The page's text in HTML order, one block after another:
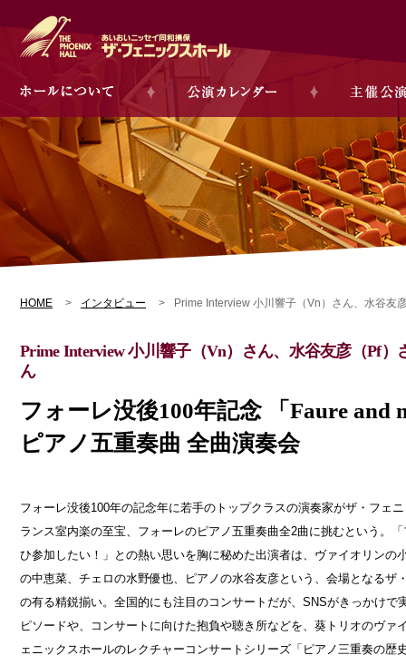
HOME インタビュー Prime Interview 小川響子（Vn）さん、水谷友
Prime Interview 小川響子（Vn）さん、水谷友彦（Pf）
ん
フォーレ没後100年記念 「Faure and
ピアノ五重奏曲 全曲演奏会
フォーレ没後100年の記念年に若手のトップクラスの演奏家がザ・フェ
ランス室内楽の至宝、フォーレのピアノ五重奏曲全2曲に挑むという。
ひ参加したい！」との熱い思いを胸に秘めた出演者は、ヴァイオリンの
の中恵菜、チェロの水野優也、ピアノの水谷友彦という、会場となるザ
の有る精鋭揃い。全国的にも注目のコンサートだが、SNSがきっかけで
ピソードや、コンサートに向けた抱負や聴き所などを、葵トリオのヴァ
ェニックスホールのレクチャーコンサートシリーズ「ピアノ三重奏の歴